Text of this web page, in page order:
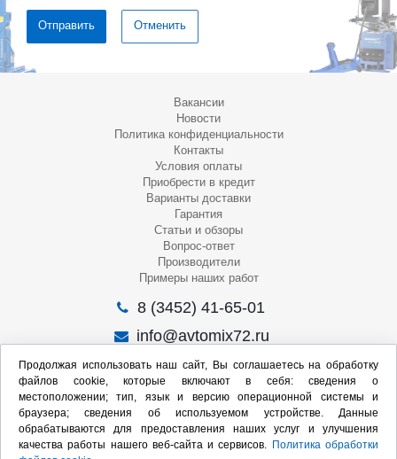
Отменить
Вакансии
Новости
Политика конфиденциальности
Контакты
Условия оплаты
Приобрести в кредит
Варианты доставки
Гарантия
Статьи и обзоры
Вопрос-ответ
Производители
Примеры наших работ
8 (3452) 41-65-01
info@avtomix72.ru
г. Тюмень, ул. 50 лет Октября, 120
Пн-Пт
: 09:00 – 19:00
Сб: 10:00 – 17:00
Вс: Выходной
Мы в социальных сетях:
Продолжая использовать наш сайт, Вы соглашаетесь на обработку
файлов cookie, которые включают в себя: сведения о
местоположении; тип, язык и версию операционной системы и
браузера; сведения об используемом устройстве. Данные
обрабатываются для предоставления наших услуг и улучшения
качества работы нашего веб-сайта и сервисов. Политика обработки